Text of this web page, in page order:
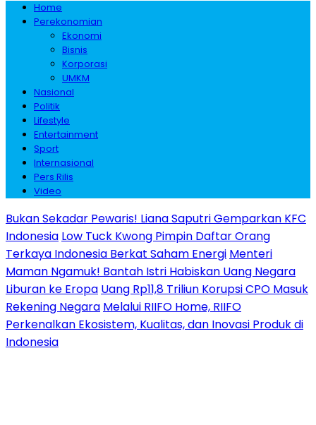
Home
Perekonomian
Ekonomi
Bisnis
Korporasi
UMKM
Nasional
Politik
Lifestyle
Entertainment
Sport
Internasional
Pers Rilis
Video
Bukan Sekadar Pewaris! Liana Saputri Gemparkan KFC
Indonesia Low Tuck Kwong Pimpin Daftar Orang
Terkaya Indonesia Berkat Saham Energi Menteri
Maman Ngamuk! Bantah Istri Habiskan Uang Negara
Liburan ke Eropa Uang Rp11,8 Triliun Korupsi CPO Masuk
Rekening Negara Melalui RIIFO Home, RIIFO
Perkenalkan Ekosistem, Kualitas, dan Inovasi Produk di
Indonesia